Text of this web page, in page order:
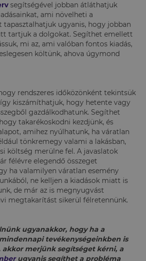
segítségével jobban átláthatjuk
ami növelheti a
tapasztalhatjuk ugyanis, hogy jobban
tartjuk a dolgokat. Segíthet emellett
mi az, ami valóban fontos kiadás,
költünk, ahova úgymond
rendszeres időközönként tekintsük
kiszámíthatjuk, hogy hetente vagy
gazdálkodhatunk. Segíthet
takarékoskodni kezdjünk, és
amihez nyúlhatunk, ha váratlan
tönkremegy valami a lakásban,
költség merülne fel. A javaslatok
félévre elegendő összeget
ha valamilyen váratlan esemény
ne kelljen a kiadások miatt is
de már az is megnyugvást
megtakarítást sikerül félretennünk.
ugyanakkor, hogy ha a
tevékenységeinkben is
merjünk segítséget kérni, a
ugyanis segíthet a probléma